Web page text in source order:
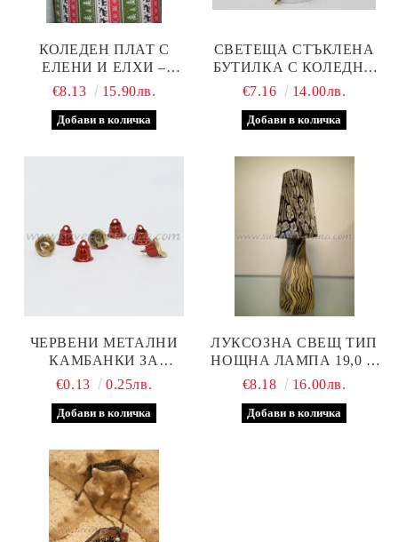
КОЛЕДЕН ПЛАТ С
ЕЛЕНИ И ЕЛХИ –
ЧЕРВЕНО ЗЕЛЕН ДЕСЕН
€8.13 15.90лв.
СВЕТЕЩА СТЪКЛЕНА
БУТИЛКА С КОЛЕДНА
ДЕКОРАЦИЯ
€7.16 14.00лв.
ЧЕРВЕНИ МЕТАЛНИ
КАМБАНКИ ЗА
ДЕКОРАЦИЯ 1,3 Х 1,5 СМ
€0.13 0.25лв.
ЛУКСОЗНА СВЕЩ ТИП
НОЩНА ЛАМПА 19,0 Х
7,0 СМ.
€8.18 16.00лв.